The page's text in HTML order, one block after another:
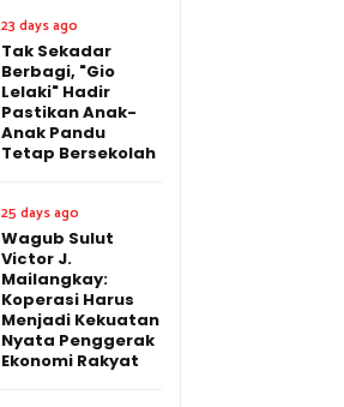
23 days ago
Tak Sekadar
Berbagi, "Gio
Lelaki" Hadir
Pastikan Anak-
Anak Pandu
Tetap Bersekolah
25 days ago
Wagub Sulut
Victor J.
Mailangkay:
Koperasi Harus
Menjadi Kekuatan
Nyata Penggerak
Ekonomi Rakyat